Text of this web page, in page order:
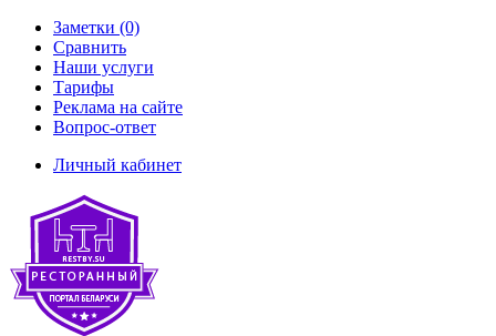
Заметки (0)
Сравнить
Наши услуги
Тарифы
Реклама на сайте
Вопрос-ответ
Личный кабинет